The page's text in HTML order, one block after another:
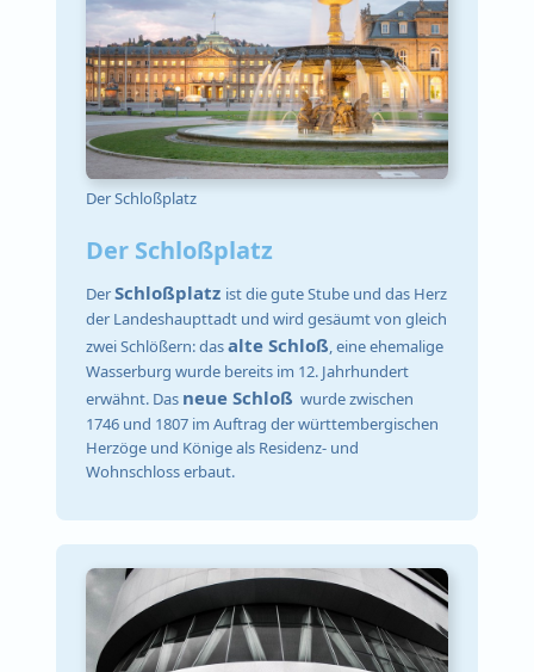
Der Schloßplatz
Der Schloßplatz
DerSchloßplatz ist die gute Stube und das Herz
der Landeshaupttadt und wird gesäumt von gleich
zwei Schlößern: dasalte Schloß, eine ehemalige
Wasserburg wurde bereits im 12. Jahrhundert
erwähnt. Das neue Schloß wurde zwischen
1746 und 1807 im Auftrag der württembergischen
Herzöge und Könige als Residenz- und
Wohnschloss erbaut.